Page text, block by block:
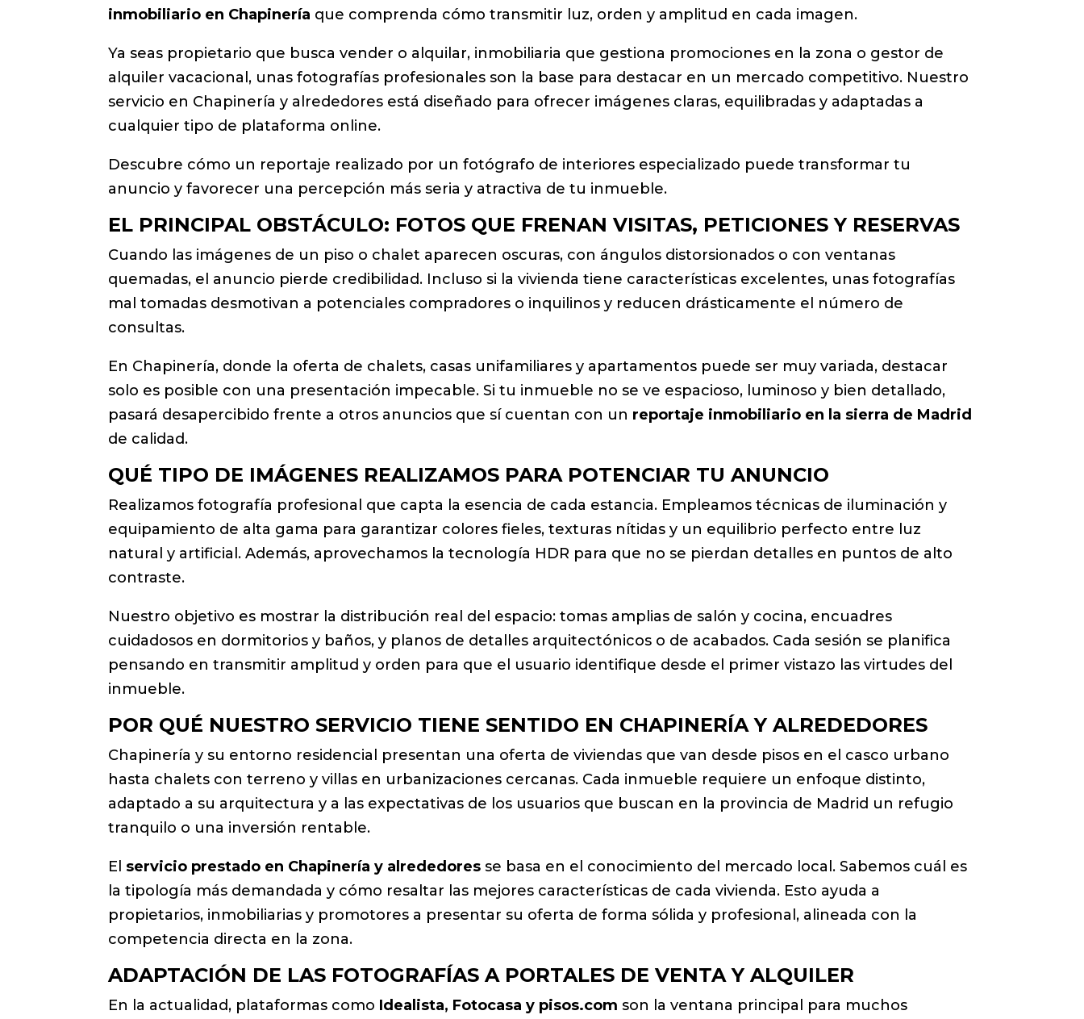
inmobiliario en Chapinería que comprenda cómo transmitir luz, orden y amplitud en cada imagen.
Ya seas propietario que busca vender o alquilar, inmobiliaria que gestiona promociones en la zona o gestor de
alquiler vacacional, unas fotografías profesionales son la base para destacar en un mercado competitivo. Nuestro
servicio en Chapinería y alrededores está diseñado para ofrecer imágenes claras, equilibradas y adaptadas a
cualquier tipo de plataforma online.
Descubre cómo un reportaje realizado por un fotógrafo de interiores especializado puede transformar tu
anuncio y favorecer una percepción más seria y atractiva de tu inmueble.
EL PRINCIPAL OBSTÁCULO: FOTOS QUE FRENAN VISITAS, PETICIONES Y RESERVAS
Cuando las imágenes de un piso o chalet aparecen oscuras, con ángulos distorsionados o con ventanas
quemadas, el anuncio pierde credibilidad. Incluso si la vivienda tiene características excelentes, unas fotografías
mal tomadas desmotivan a potenciales compradores o inquilinos y reducen drásticamente el número de
consultas.
En Chapinería, donde la oferta de chalets, casas unifamiliares y apartamentos puede ser muy variada, destacar
solo es posible con una presentación impecable. Si tu inmueble no se ve espacioso, luminoso y bien detallado,
pasará desapercibido frente a otros anuncios que sí cuentan con un reportaje inmobiliario en la sierra de Madrid
de calidad.
QUÉ TIPO DE IMÁGENES REALIZAMOS PARA POTENCIAR TU ANUNCIO
Realizamos fotografía profesional que capta la esencia de cada estancia. Empleamos técnicas de iluminación y
equipamiento de alta gama para garantizar colores fieles, texturas nítidas y un equilibrio perfecto entre luz
natural y artificial. Además, aprovechamos la tecnología HDR para que no se pierdan detalles en puntos de alto
contraste.
Nuestro objetivo es mostrar la distribución real del espacio: tomas amplias de salón y cocina, encuadres
cuidadosos en dormitorios y baños, y planos de detalles arquitectónicos o de acabados. Cada sesión se planifica
pensando en transmitir amplitud y orden para que el usuario identifique desde el primer vistazo las virtudes del
inmueble.
POR QUÉ NUESTRO SERVICIO TIENE SENTIDO EN CHAPINERÍA Y ALREDEDORES
Chapinería y su entorno residencial presentan una oferta de viviendas que van desde pisos en el casco urbano
hasta chalets con terreno y villas en urbanizaciones cercanas. Cada inmueble requiere un enfoque distinto,
adaptado a su arquitectura y a las expectativas de los usuarios que buscan en la provincia de Madrid un refugio
tranquilo o una inversión rentable.
El servicio prestado en Chapinería y alrededores se basa en el conocimiento del mercado local. Sabemos cuál es
la tipología más demandada y cómo resaltar las mejores características de cada vivienda. Esto ayuda a
propietarios, inmobiliarias y promotores a presentar su oferta de forma sólida y profesional, alineada con la
competencia directa en la zona.
ADAPTACIÓN DE LAS FOTOGRAFÍAS A PORTALES DE VENTA Y ALQUILER
En la actualidad, plataformas como Idealista, Fotocasa y pisos.com son la ventana principal para muchos